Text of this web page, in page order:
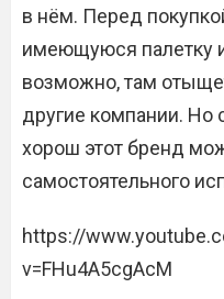
в нём. Перед
имеющуюся палетку
возможно, там
другие компании. Но
хорош этот бренд
самостоятельного
https://
v=FHu4A5cgAcM